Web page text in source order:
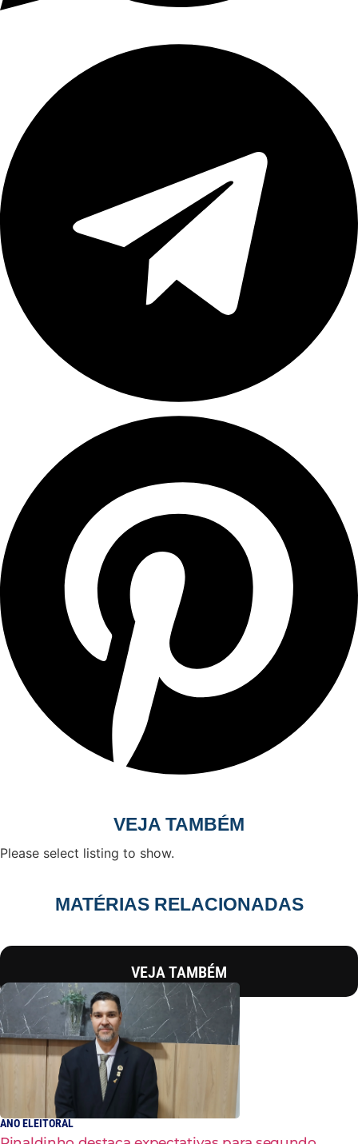
VEJA TAMBÉM
Please select listing to show.
MATÉRIAS RELACIONADAS
VEJA TAMBÉM
ANO ELEITORAL